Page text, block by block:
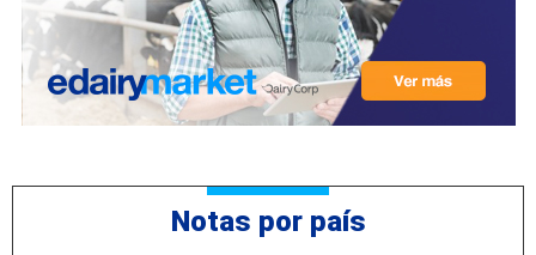
Notas por país